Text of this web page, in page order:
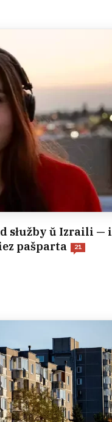
słužby ŭ Izraili — i
pašparta
21